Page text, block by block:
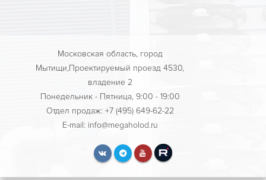
Московская область, город
Мытищи,Проектируемый проезд 4530,
владение 2
Понедельник - Пятница, 9:00 - 19:00
Отдел продаж: +7 (495) 649-62-22
E-mail: info@megaholod.ru